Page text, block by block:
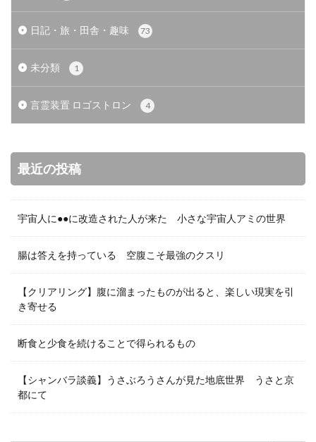
日記・旅・田舎・趣味 73
未分類 1
言霊装置 ロゴストロン 4
最近の投稿
宇宙人に●●に改造された人が来た 小さな宇宙人アミの世界
腸は答えを持っている 空腹こそ最強のクスリ
【クリアリング】腹に溜まったものが出ると、楽しい現実を引
き寄せる
断食と少食を続けることで得られるもの
【シャンバラ談義】うさぶろうさんが見た地底世界 うさと京
都にて